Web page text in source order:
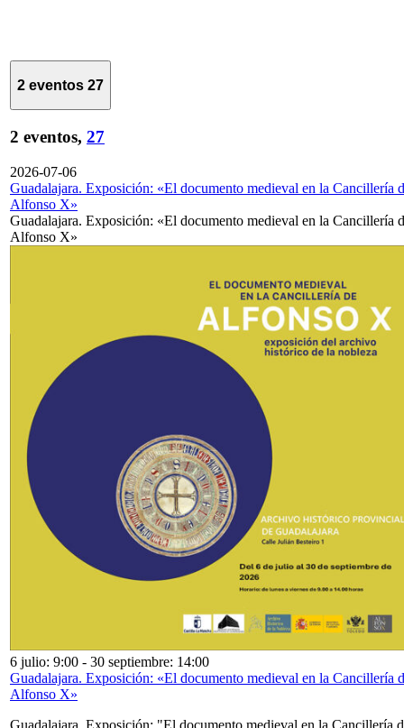
2 eventos 27
2 eventos, 27
2026-07-06
Guadalajara. Exposición: «El documento medieval en la Cancillería
Alfonso X»
Guadalajara. Exposición: «El documento medieval en la Cancillería
Alfonso X»
6 julio: 9:00 - 30 septiembre: 14:00
Guadalajara. Exposición: «El documento medieval en la Cancillería
Alfonso X»
Guadalajara. Exposición: "El documento medieval en la Cancillería